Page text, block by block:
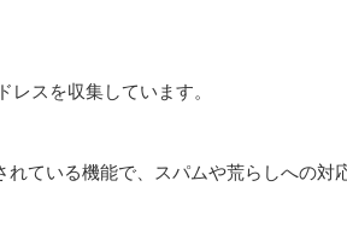
スを収集しています。
ている機能で、スパムや荒らしへの対